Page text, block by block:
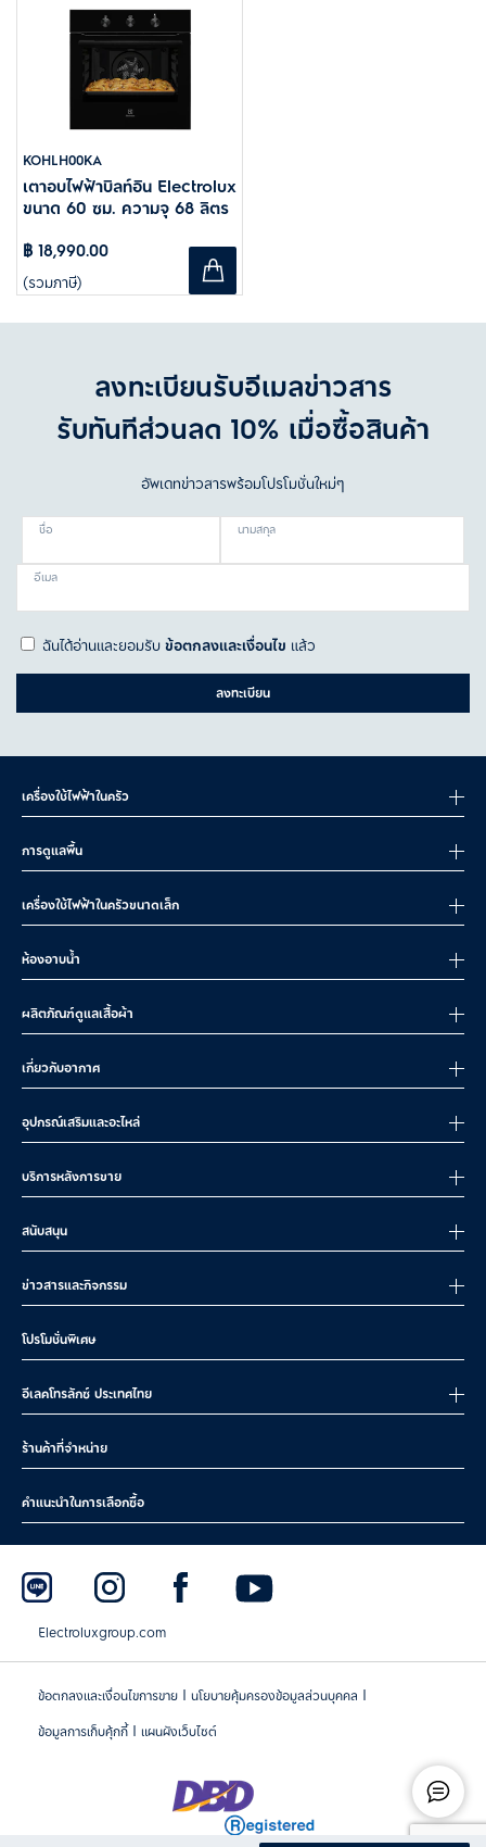
KOHLH00KA
เตาอบไฟฟ้าบิลท์อิน​ Electrolux
ขนาด 60 ซม. ความจุ 68 ลิตร
฿ 18,990.00
(รวมภาษี)
ลงทะเบียนรับอีเมลข่าวสาร
รับทันทีส่วนลด 10% เมื่อซื้อสินค้า
อัพเดทข่าวสารพร้อมโปรโมชั่นใหม่ๆ
ชื่อ นามสกุล
อีเมล
ฉันได้อ่านและยอมรับข้อตกลงและเงื่อนไข แล้ว
ลงทะเบียน
เครื่องใช้ไฟฟ้าในครัว
การดูแลพื้น
เครื่องใช้ไฟฟ้าในครัวขนาดเล็ก
ห้องอาบน้ำ
ผลิตภัณฑ์ดูแลเสื้อผ้า
เกี่ยวกับอากาศ
อุปกรณ์เสริมและอะไหล่
บริการหลังการขาย
สนับสนุน
ข่าวสารและกิจกรรม
โปรโมชั่นพิเศษ
อีเลคโทรลักซ์ ประเทศไทย
ร้านค้าที่จำหน่าย
คำแนะนำในการเลือกซื้อ
Electroluxgroup.com
ข้อตกลงและเงื่อนไขการขาย | นโยบายคุ้มครองข้อมูลส่วนบุคคล |
ข้อมูลการเก็บคุ้กกี้ | แผนผังเว็บไซต์